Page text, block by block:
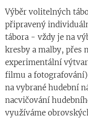
Výběr volitelných
připravený
tábora - vždy je na
kresby a malby, přes
experimentální
filmu a
na vybrané hudební
nacvičování
využíváme